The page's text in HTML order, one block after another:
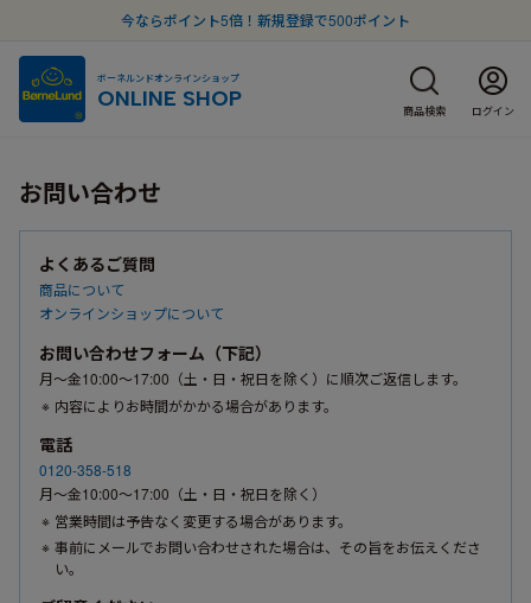
今ならポイント5倍！新規登録で500ポイント
ボーネルンドオンラインショップ
ONLINE SHOP 商品検索 ログイン
お問い合わせ
よくあるご質問
商品について
オンラインショップについて
お問い合わせフォーム（下記）
月〜金10:00〜17:00（土・日・祝日を除く）に順次ご返信します。
内容によりお時間がかかる場合があります。
電話
0120-358-518
月〜金10:00〜17:00（土・日・祝日を除く）
営業時間は予告なく変更する場合があります。
事前にメールでお問い合わせされた場合は、その旨をお伝えくださ
い。